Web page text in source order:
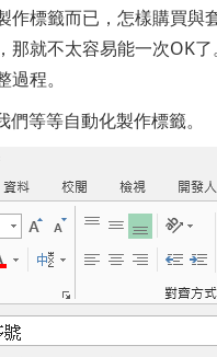
作標籤而已，怎樣購買與
就不太容易能一次OK
程。
等等自動化製作標籤。